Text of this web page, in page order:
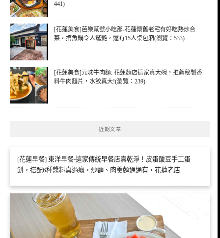
441)
[花蓮美食]芭樂貳號小吃部-花蓮懷舊老宅有好吃熱炒合
菜，搞魚鍋令人驚艷，還有15人桌包廂(瀏覽：533)
[花蓮美食]元味牛肉麵: 花蓮麵店這家真大碗，推薦秘製香
料牛肉麵片，水餃真大!(瀏覽：239)
近期文章
[花蓮早餐] 東洋早餐-這家傳統早餐店真乾淨！皮蛋酸豆手工蛋
餅，搭配6種醬料真過癮，炒麵、肉羹麵通通有，花蓮老店